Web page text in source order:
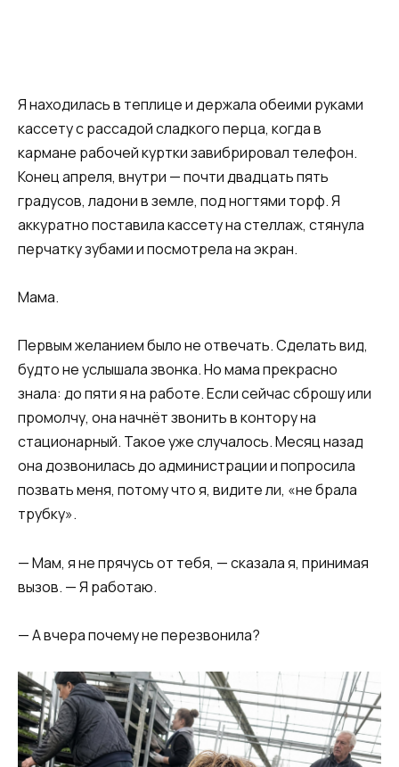
Я находилась в теплице и держала обеими руками
кассету с рассадой сладкого перца, когда в
кармане рабочей куртки завибрировал телефон.
Конец апреля, внутри — почти двадцать пять
градусов, ладони в земле, под ногтями торф. Я
аккуратно поставила кассету на стеллаж, стянула
перчатку зубами и посмотрела на экран.
Мама.
Первым желанием было не отвечать. Сделать вид,
будто не услышала звонка. Но мама прекрасно
знала: до пяти я на работе. Если сейчас сброшу или
промолчу, она начнёт звонить в контору на
стационарный. Такое уже случалось. Месяц назад
она дозвонилась до администрации и попросила
позвать меня, потому что я, видите ли, «не брала
трубку».
— Мам, я не прячусь от тебя, — сказала я, принимая
вызов. — Я работаю.
— А вчера почему не перезвонила?